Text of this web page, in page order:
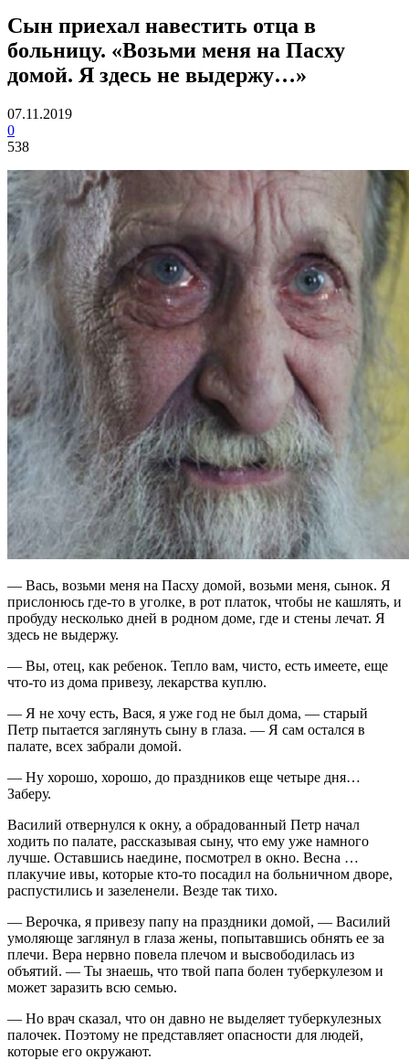
Сын приехал навестить отца в
больницу. «Возьми меня на Пасху
домой. Я здесь не выдержу…»
07.11.2019
0
538
— Вась, возьми меня на Пасху домой, возьми меня, сынок. Я
прислонюсь где-то в уголке, в рот платок, чтобы не кашлять, и
пробуду несколько дней в родном доме, где и стены лечат. Я
здесь не выдержу.
— Вы, отец, как ребенок. Тепло вам, чисто, есть имеете, еще
что-то из дома привезу, лекарства куплю.
— Я не хочу есть, Вася, я уже год не был дома, — старый
Петр пытается заглянуть сыну в глаза. — Я сам остался в
палате, всех забрали домой.
— Ну хорошо, хорошо, до праздников еще четыре дня…
Заберу.
Василий отвернулся к окну, а обрадованный Петр начал
ходить по палате, рассказывая сыну, что ему уже намного
лучше. Оставшись наедине, посмотрел в окно. Весна …
плакучие ивы, которые кто-то посадил на больничном дворе,
распустились и зазеленели. Везде так тихо.
— Верочка, я привезу папу на праздники домой, — Василий
умоляюще заглянул в глаза жены, попытавшись обнять ее за
плечи. Вера нервно повела плечом и высвободилась из
объятий. — Ты знаешь, что твой папа болен туберкулезом и
может заразить всю семью.
— Но врач сказал, что он давно не выделяет туберкулезных
палочек. Поэтому не представляет опасности для людей,
которые его окружают.